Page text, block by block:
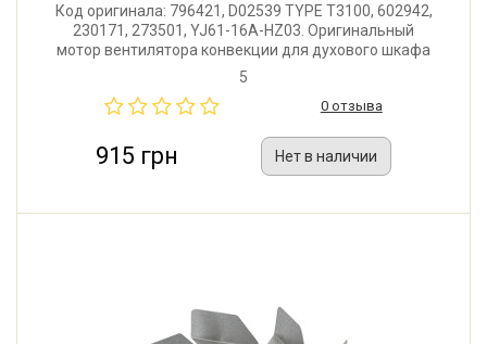
Код оригинала: 796421, D02539 TYPE T3100, 602942,
230171, 273501, YJ61-16A-HZ03. Оригинальный
мотор вентилятора конвекции для духового шкафа
и духовки кухонной плиты Gorenje. Мощность: 25W.
5
0 отзыва
915 грн Нет в наличии